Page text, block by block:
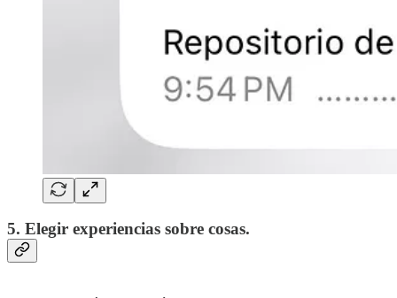
5. Elegir experiencias sobre cosas.